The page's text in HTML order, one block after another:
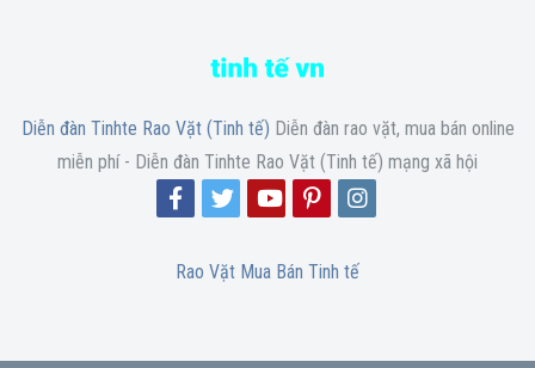
Diễn đàn Tinhte Rao Vặt (Tinh tế) Diễn đàn rao vặt, mua bán online
miễn phí - Diễn đàn Tinhte Rao Vặt (Tinh tế) mạng xã hội
Rao Vặt Mua Bán Tinh tế